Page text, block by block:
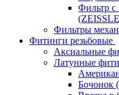
Фильтр с
Фильтры
Фитинги резьбовые
Аксиальные
Латунные
Бочонок